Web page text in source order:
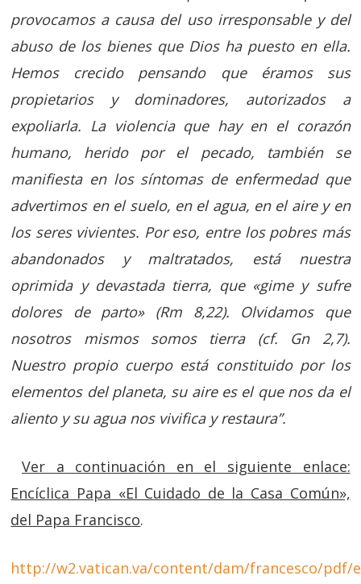
provocamos a causa del uso irresponsable y del
abuso de los bienes que Dios ha puesto en ella.
Hemos crecido pensando que éramos sus
propietarios y dominadores, autorizados a
expoliarla. La violencia que hay en el corazón
humano, herido por el pecado, también se
manifiesta en los síntomas de enfermedad que
advertimos en el suelo, en el agua, en el aire y en
los seres vivientes. Por eso, entre los pobres más
abandonados y maltratados, está nuestra
oprimida y devastada tierra, que «gime y sufre
dolores de parto» (Rm 8,22). Olvidamos que
nosotros mismos somos tierra (cf. Gn 2,7).
Nuestro propio cuerpo está constituido por los
elementos del planeta, su aire es el que nos da el
aliento y su agua nos vivifica y restaura”.
Ver a continuación en el siguiente enlace:
Encíclica Papa «El Cuidado de la Casa Común»,
del Papa Francisco.
http://w2.vatican.va/content/dam/francesco/pdf/